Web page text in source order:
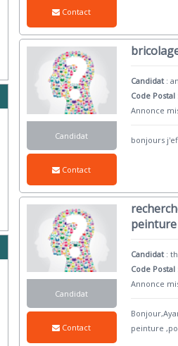
Contact
Candidat
Contact
Candidat :
Code Postal
Annonce
bonjours
Candidat
Contact
Candidat :
Code Postal
Annonce
peinture